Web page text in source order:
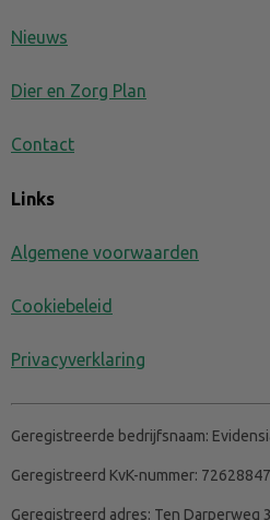
Nieuws
Dier en Zorg Plan
Contact
Links
Algemene voorwaarden
Cookiebeleid
Privacyverklaring
Geregistreerde bedrijfsnaam:
Geregistreerd KvK-nummer: 72628847
Geregistreerd adres: Ten Darperweg